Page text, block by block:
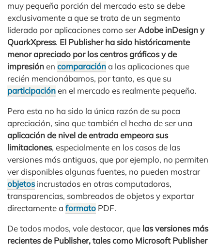
muy pequeña porción del mercado esto se debe
exclusivamente a que se trata de un segmento
liderado por aplicaciones como serAdobe inDesign y
QuarkXpress. El Publisher ha sido históricamente
menor apreciado por los centros gráficos y de
impresiónen comparacióna las aplicaciones que
recién mencionábamos, por tanto, es que su
participaciónen el mercado es realmente pequeña.
Pero esta no ha sido la única razón de su poca
apreciación, sino que también el hecho de ser una
aplicación de nivel de entrada empeora sus
limitaciones, especialmente en los casos de las
versiones más antiguas, que por ejemplo, no permiten
ver disponibles algunas fuentes, no pueden mostrar
objetosincrustados en otras computadoras,
transparencias, sombreados de objetos y exportar
directamente a formato PDF.
De todos modos, vale destacar, que las versiones más
recientes de Publisher, tales como Microsoft Publisher